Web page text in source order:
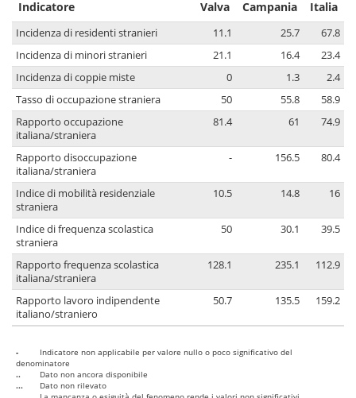
Indicatore Valva Campania Italia
Incidenza di residenti stranieri 11.1 25.7
67.8
Incidenza di minori stranieri
21.1 16.4
23.4
Incidenza di coppie miste
0 1.3
2.4
Tasso di occupazione straniera
50 55.8
58.9
Rapporto occupazione
italiana/straniera
81.4 61 74.9
Rapporto disoccupazione
italiana/straniera
- 156.5 80.4
Indice di mobilità residenziale
straniera
10.5 14.8 16
Indice di frequenza scolastica
straniera
50 30.1 39.5
Rapporto frequenza scolastica
italiana/straniera
128.1 235.1 112.9
Rapporto lavoro indipendente
italiano/straniero
50.7 135.5 159.2
-
Indicatore non applicabile per valore nullo o poco significativo del
denominatore
..
Dato non ancora disponibile
...
Dato non rilevato